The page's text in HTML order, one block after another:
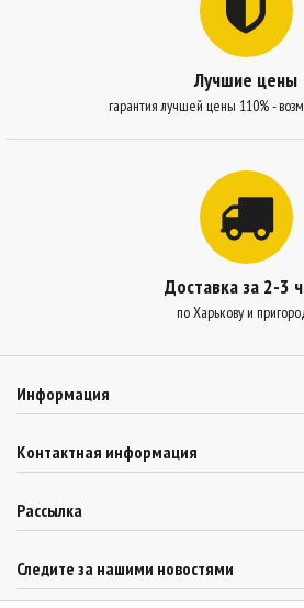
Лучшие цены
гарантия лучшей цены 110% -
Доставка за 2-3
по Харькову и
Информация
Контактная информация
Рассылка
Следите за нашими новостями